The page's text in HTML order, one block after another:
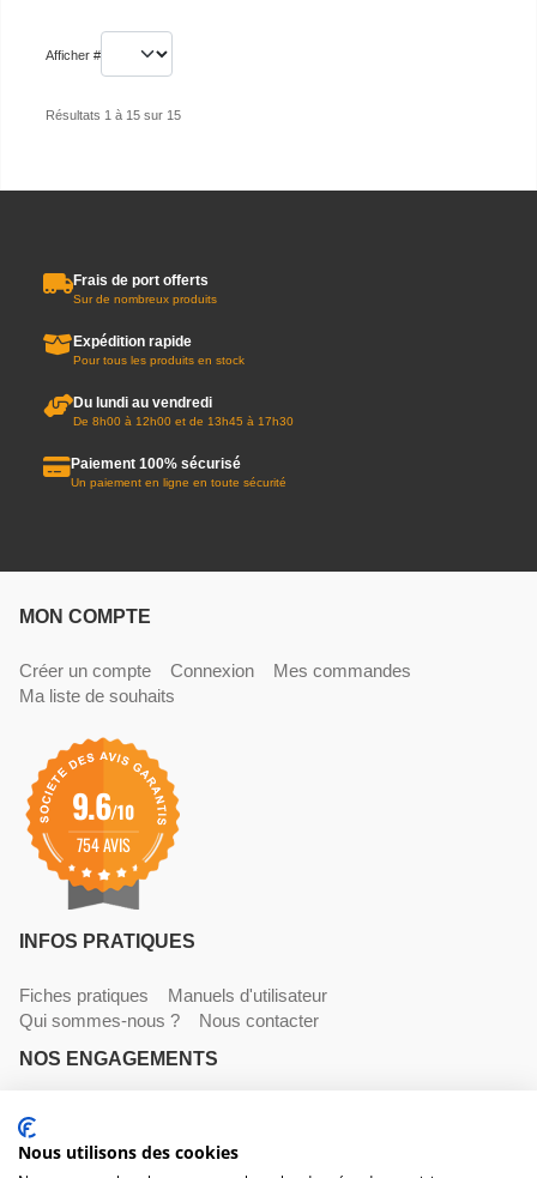
Afficher #
Résultats 1 à 15 sur 15
Frais de port offerts
Sur de nombreux produits
Expédition rapide
Pour tous les produits en stock
Du lundi au vendredi
De 8h00 à 12h00 et de 13h45 à 17h30
Paiement 100% sécurisé
Un paiement en ligne en toute sécurité
MON COMPTE
Créer un compte Connexion
Mes commandes
Ma liste de souhaits
9.6/10
754 AVIS
INFOS PRATIQUES
Fiches pratiques
Manuels d'utilisateur
Qui sommes-nous ?
Nous contacter
NOS ENGAGEMENTS
Livraisons
NOS COORDONNÉES
Nous utilisons des cookies